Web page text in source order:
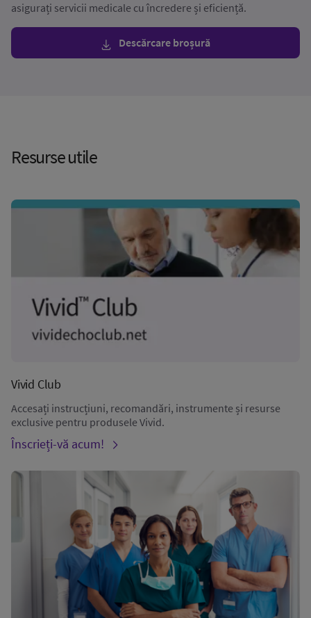
asigurați servicii medicale cu încredere și eficiență.
Descărcare broșură
Resurse utile
Vivid Club
Accesați instrucțiuni, recomandări, instrumente și resurse
exclusive pentru produsele Vivid.
Înscrieți-vă acum!